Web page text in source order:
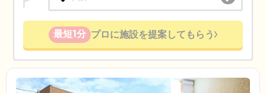
最短1分 プロに施設を提案してもらう